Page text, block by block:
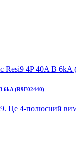
6kA (R9F02440)
Це 4-полюсний